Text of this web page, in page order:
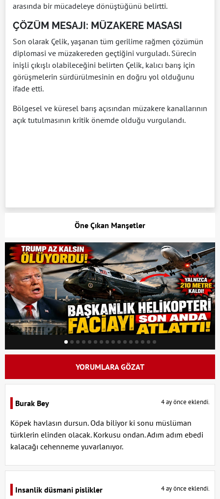
arasında bir mücadeleye dönüştüğünü belirtti.
ÇÖZÜM MESAJI: MÜZAKERE MASASI
Son olarak Çelik, yaşanan tüm gerilime rağmen çözümün
diplomasi ve müzakereden geçtiğini vurguladı. Sürecin
inişli çıkışlı olabileceğini belirten Çelik, kalıcı barış için
görüşmelerin sürdürülmesinin en doğru yol olduğunu
ifade etti.
Bölgesel ve küresel barış açısından müzakere kanallarının
açık tutulmasının kritik önemde olduğu vurgulandı.
Öne Çıkan Manşetler
YORUMLARA GÖZAT
Burak Bey 4 ay önce eklendi.
Köpek havlasın dursun. Oda biliyor ki sonu müslüman
türklerin elinden olacak. Korkusu ondan. Adım adım ebedi
kalacağı cehenneme yuvarlanıyor.
Insanlik düsmani pislikler 4 ay önce eklendi.